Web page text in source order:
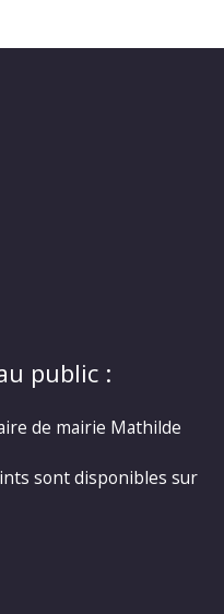
public :
de mairie Mathilde
sont disponibles sur